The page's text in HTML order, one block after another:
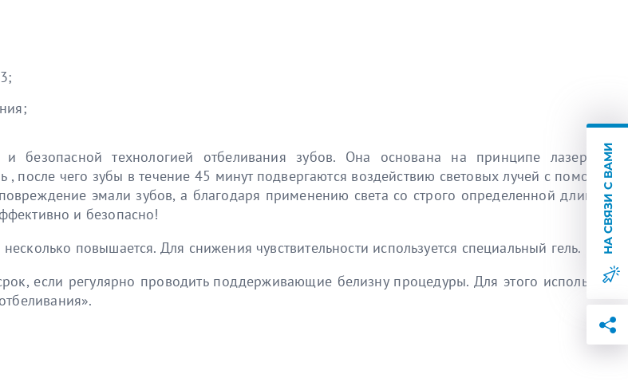
безопасной технологией отбеливания зубов. Она основана на принципе лазерного
после чего зубы в течение 45 минут подвергаются воздействию световых лучей с помощью
эмали зубов, а благодаря применению света со строго определенной длинной
и безопасно!
повышается. Для снижения чувствительности используется специальный гель.
если регулярно проводить поддерживающие белизну процедуры. Для этого используют
НА СВЯЗИ С ВАМИ